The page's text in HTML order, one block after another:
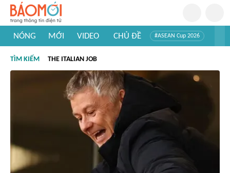
NÓNG MỚI VIDEO CHỦ ĐỀ #ASEAN Cup 2026
#Khám phá thế giới
TÌM KIẾM THE ITALIAN JOB